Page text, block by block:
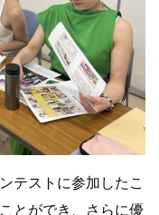
テストに参加したこ
とができ、さらに優